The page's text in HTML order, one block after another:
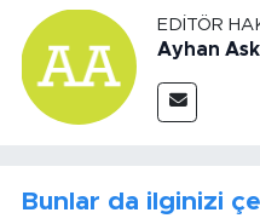
EDITÖR
Ayhan
Bunlar da ilginizi